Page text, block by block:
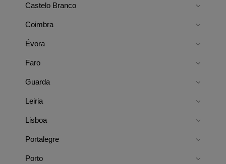
Castelo Branco
Coimbra
Évora
Faro
Guarda
Leiria
Lisboa
Portalegre
Porto